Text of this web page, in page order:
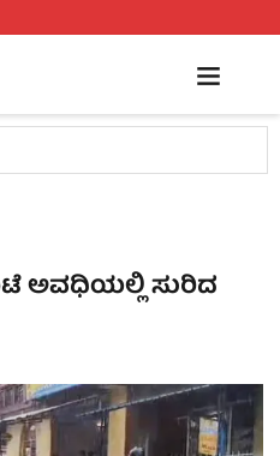
ಪೊನ್ನಣ್ಣಗೆ ಸಚಿವ ಸ್ಥಾನ..? ನಿಯೋಗದ
ಶಿವಕುಮಾರ್ ಮಹತ್ವದ ಸುಳಿವು..!
ಅವಧಿಯಲ್ಲಿ ಸುರಿದ